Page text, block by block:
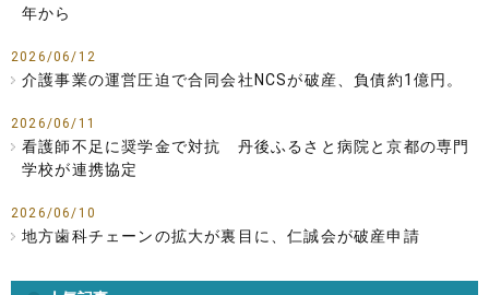
年から
2026/06/12
介護事業の運営圧迫で合同会社NCSが破産、負債約1億円。
2026/06/11
看護師不足に奨学金で対抗 丹後ふるさと病院と京都の専門
学校が連携協定
2026/06/10
地方歯科チェーンの拡大が裏目に、仁誠会が破産申請